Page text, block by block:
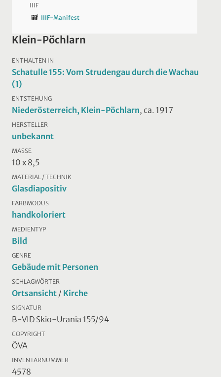
IIIF
IIIF-Manifest
Klein-Pöchlarn
ENTHALTEN IN
Schatulle 155: Vom Strudengau durch die Wachau
(1)
ENTSTEHUNG
Niederösterreich, Klein-Pöchlarn, ca. 1917
HERSTELLER
unbekannt
MASSE
10 x 8,5
MATERIAL / TECHNIK
Glasdiapositiv
FARBMODUS
handkoloriert
MEDIENTYP
Bild
GENRE
Gebäude mit Personen
SCHLAGWÖRTER
Ortsansicht / Kirche
SIGNATUR
B-VID Skio-Urania 155/94
COPYRIGHT
ÖVA
INVENTARNUMMER
4578